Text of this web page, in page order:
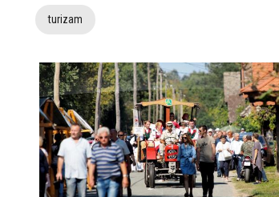
turizam